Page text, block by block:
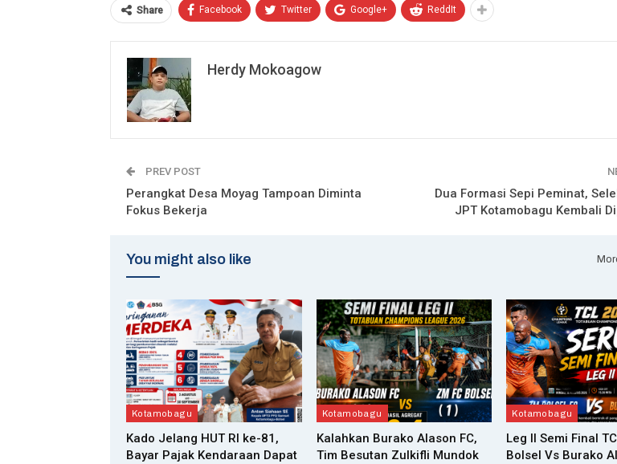
Share Facebook Twitter Google+ ReddIt
Herdy Mokoagow
PREV POST
Perangkat Desa Moyag Tampoan Diminta
Fokus Bekerja
Dua Formasi Sepi Peminat,
JPT Kotamobagu Kembali
You might also like
Kotamobagu
Kado Jelang HUT RI ke-81,
Bayar Pajak Kendaraan Dapat
Kotamobagu
Kalahkan Burako Alason FC,
Tim Besutan Zulkifli Mundok
Kotamobagu
Leg II Semi Final
Bolsel Vs Burako